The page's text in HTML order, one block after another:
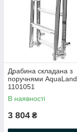
Драбина складана з
поручнями AquaLand
1101051
В наявності
3 804 ₴